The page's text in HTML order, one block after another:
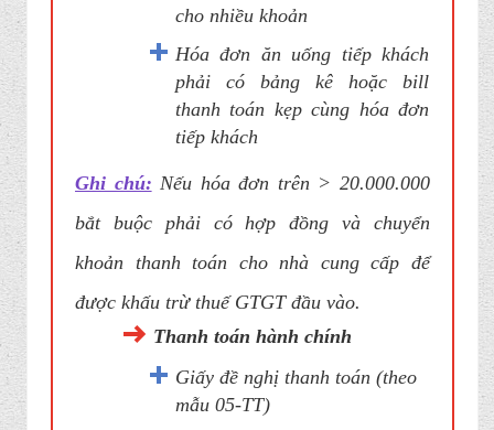
cho nhiều khoản
Hóa đơn ăn uống tiếp khách
phải có bảng kê hoặc bill
thanh toán kẹp cùng hóa đơn
tiếp khách
Ghi chú: Nếu hóa đơn trên > 20.000.000
bắt buộc phải có hợp đồng và chuyển
khoản thanh toán cho nhà cung cấp để
được khấu trừ thuế GTGT đầu vào.
Thanh toán hành chính
Giấy đề nghị thanh toán (theo
mẫu 05-TT)